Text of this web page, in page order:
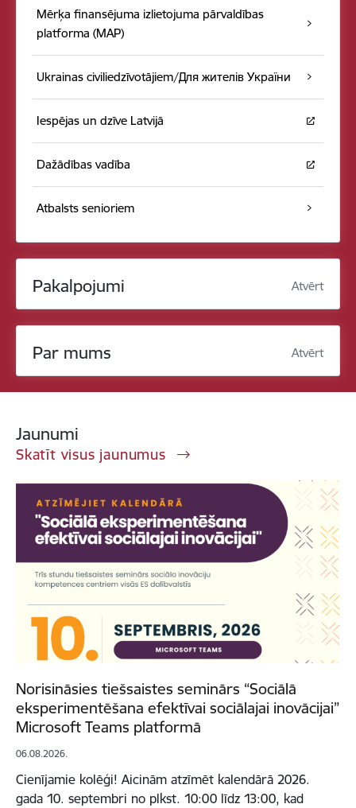
Mērķa finansējuma izlietojuma pārvaldības
platforma (MAP)
Ukrainas civiliedzīvotājiem/Для жителів України
Iespējas un dzīve Latvijā
Dažādības vadība
Atbalsts senioriem
Pakalpojumi Atvērt
Par mums Atvērt
Jaunumi
Skatīt visus jaunumus
Norisināsies tiešsaistes seminārs “Sociālā
eksperimentēšana efektīvai sociālajai inovācijai”
Microsoft Teams platformā
06.08.2026.
Cienījamie kolēģi! Aicinām atzīmēt kalendārā 2026.
gada 10. septembri no plkst. 10:00 līdz 13:00, kad